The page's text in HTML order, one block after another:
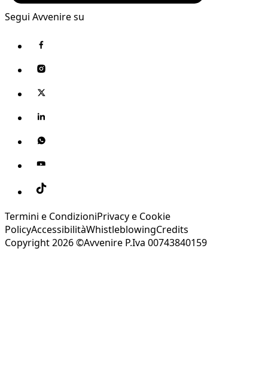
Segui Avvenire su
Termini e CondizioniPrivacy e Cookie
PolicyAccessibilitàWhistleblowingCredits
Copyright 2026 ©Avvenire P.Iva 00743840159